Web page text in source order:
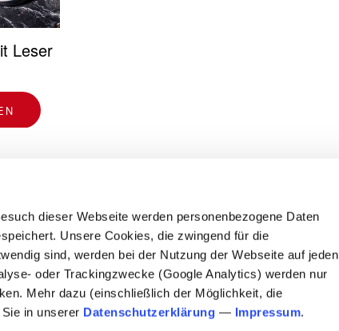
dieser Webseite werden personenbezogene Daten
Unsere Cookies, die zwingend für die
sind, werden bei der Nutzung der Webseite auf jeden
oder Trackingzwecke (Google Analytics) werden nur
Mehr dazu (einschließlich der Möglichkeit, die
in unserer Datenschutzerklärung — Impressum.
Leser